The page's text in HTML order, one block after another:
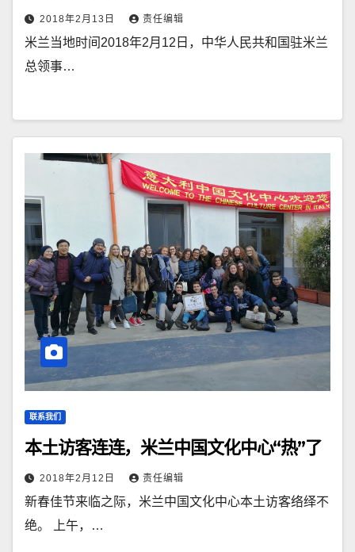
2018年2月13日 责任编辑
米兰当地时间2018年2月12日，中华人民共和国驻米兰
总领事…
联系我们
本土访客连连，米兰中国文化中心“热”了
2018年2月12日 责任编辑
新春佳节来临之际，米兰中国文化中心本土访客络绎不
绝。 上午，…